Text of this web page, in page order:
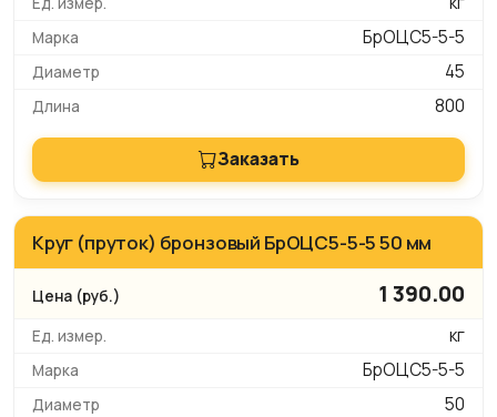
БрОЦС5-5-5
45
800
Заказать
Круг (пруток) бронзовый БрОЦС5-5-5 50 мм
1 390.00
кг
БрОЦС5-5-5
50